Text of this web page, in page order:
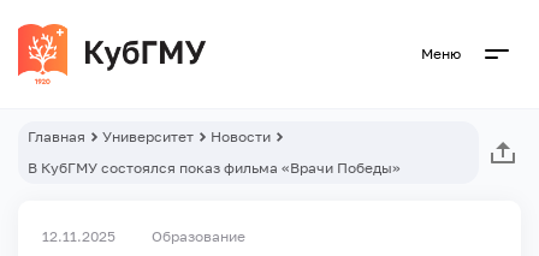
Меню
Главная Университет
Новости
В КубГМУ состоялся показ фильма «Врачи Победы»
12.11.2025 Образование